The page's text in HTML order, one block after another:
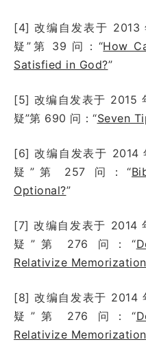
[4] 改编自发表于 2013
疑”第 39 问：“How
Satisfied in God?”
[5] 改编自发表于 2015
疑”第 690 问：“Seven
[6] 改编自发表于 2014
疑”第 257 问：“
Optional?”
[7] 改编自发表于 2014
疑”第 276 问：“
Relativize
[8] 改编自发表于 2014
疑”第 276 问：“
Relativize